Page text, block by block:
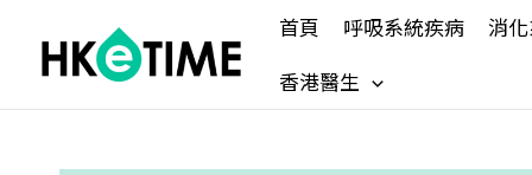
content
首頁 呼吸系統疾病
消
香港醫生